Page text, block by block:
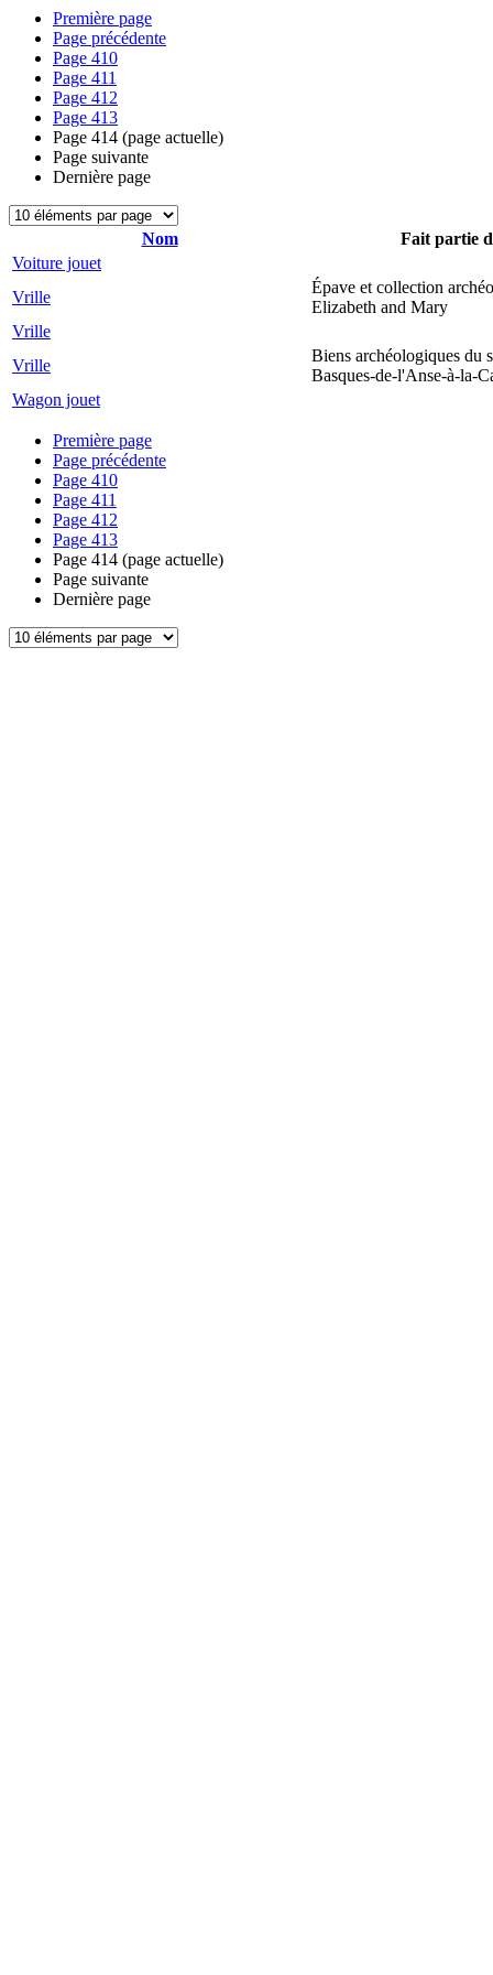
Première page
Page précédente
Page 410
Page 411
Page 412
Page 413
Page 414 (page actuelle)
Page suivante
Dernière page
Nom
Fait partie
Voiture jouet
Vrille
Épave et collection
Elizabeth and Mary
Vrille
Vrille
Biens archéologiques du
Basques-de-l'Anse-à-la-
Wagon jouet
Première page
Page précédente
Page 410
Page 411
Page 412
Page 413
Page 414 (page actuelle)
Page suivante
Dernière page